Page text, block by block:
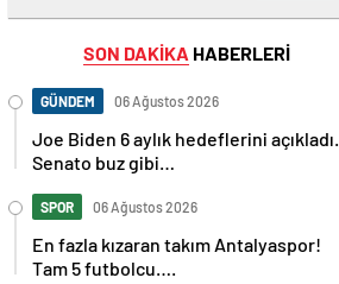
SON DAKİKA HABERLERİ
GÜNDEM 06 Ağustos 2026
Joe Biden 6 aylık hedeflerini açıkladı.
Senato buz gibi…
SPOR 06 Ağustos 2026
En fazla kızaran takım Antalyaspor!
Tam 5 futbolcu….